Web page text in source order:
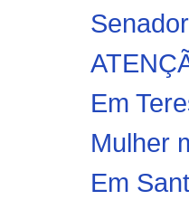
Em
Mulher
Em